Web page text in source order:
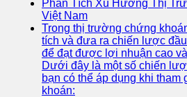
Phân Tích Xu Hướng Thị
Việt Nam
Trong thị trường chứng
tích và đưa ra chiến lược
để đạt được lợi nhuận cao
Dưới đây là một số chiến
bạn có thể áp dụng khi
khoán: